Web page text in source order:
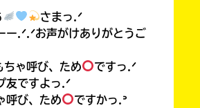
さまっ.ᐟ
ー.ᐟ.ᐟお声がけありがとうご
ちゃ呼び、ため
ですっ.ᐟ
友ですよっ.ᐟ
呼び、ため
ですかっ.ᐣ